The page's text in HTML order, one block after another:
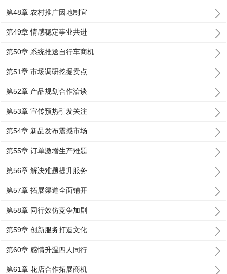
第48章 农村推广因地制宜
第49章 情感稳定事业共进
第50章 系统推送自行车商机
第51章 市场调研挖掘卖点
第52章 产品规划合作洽谈
第53章 宣传预热引发关注
第54章 新品发布震撼市场
第55章 订单激增生产难题
第56章 解决难题提升服务
第57章 拓展渠道全面铺开
第58章 同行效仿竞争加剧
第59章 创新服务打造文化
第60章 感情升温四人同行
第61章 花店合作拓展商机